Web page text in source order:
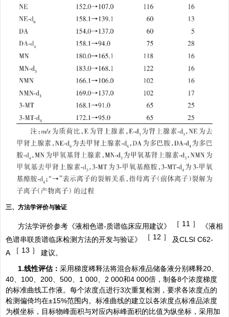
三、方法学评价与验证
方法学评价参考《液相色谱-质谱临床应用建议》 ［ 11 ］
《液相
色谱串联质谱临床检测方法的开发与验证》
［ 12 ］ 及CLSI C62-
A
［ 13 ］ 建议。
1.线性评估： 采用梯度稀释法将混合标准品储备液分别稀释20、
40、100、200、500、1 000、2 000和4 000倍，制备8个浓度梯度
的标准曲线工作液。每个浓度点进行3次重复检测，要求各浓度点的
检测偏倚均在±15%范围内。标准曲线的建立以各浓度点标准品浓度
为横坐标，目标物峰面积与对应内标峰面积的比值为纵坐标，采用加